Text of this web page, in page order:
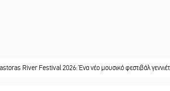
Festival 2026: Ένα νέο μουσικό φεστιβάλ γεννιέται στις